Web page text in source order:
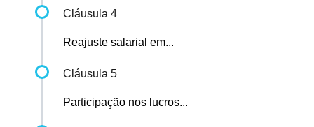
Cláusula 4
Reajuste salarial em...
Cláusula 5
Participação nos lucros...